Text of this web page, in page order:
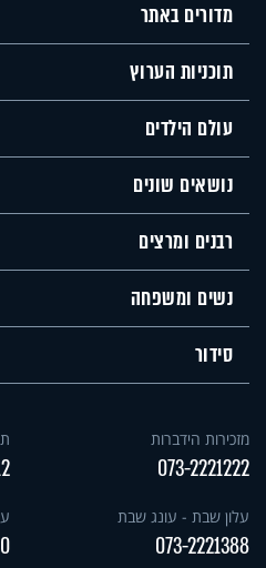
מדורים באתר
תוכניות הערוץ
עולם הילדים
נושאים שונים
רבנים ומרצים
נשים ומשפחה
סידור
מזכירות הידברות
073-2221222
עלון שבת - עונג שבת
073-2221388